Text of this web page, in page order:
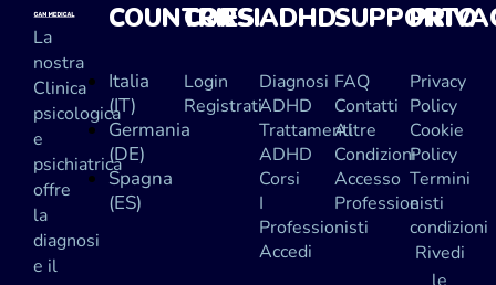
La
nostra
Clinica
psicologica
e
psichiatrica
offre
la
diagnosi
e il
COUNTRIES
Italia
(IT)
Germania
(DE)
Spagna
(ES)
CORSI
Login
Registrati
ADHD
Diagnosi
ADHD
Trattamenti
ADHD
Corsi
I
Professionisti
Accedi
SUPPORTO
FAQ
Contatti
Altre
Condizioni
Accesso
Professionisti
Privacy
Policy
Cookie
Policy
Termini
e
condizioni
Rivedi